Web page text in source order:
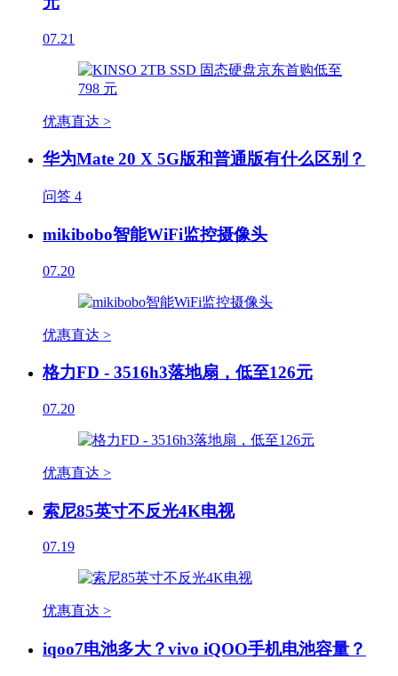
07.21
优惠直达 >
华为Mate 20 X 5G版和普通版有什么区别？
问答 4
mikibobo智能WiFi监控摄像头
07.20
优惠直达 >
格力FD - 3516h3落地扇，低至126元
07.20
优惠直达 >
索尼85英寸不反光4K电视
07.19
优惠直达 >
iqoo7电池多大？vivo iQOO手机电池容量？